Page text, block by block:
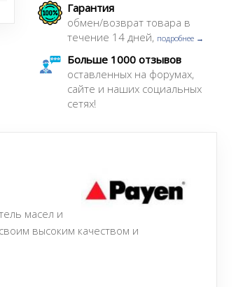
Гарантия
обмен/возврат товара в
течение 14 дней, подробнее →
Больше 1000 отзывов
оставленных на форумах,
сайте и наших социальных
сетях!
масел и
высоким качеством и